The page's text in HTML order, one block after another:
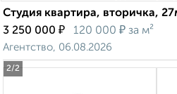
2/2
Студия квартира, вторичка,
3 250 000 ₽ 120 000 ₽ за м²
Агентство, 06.08.2026